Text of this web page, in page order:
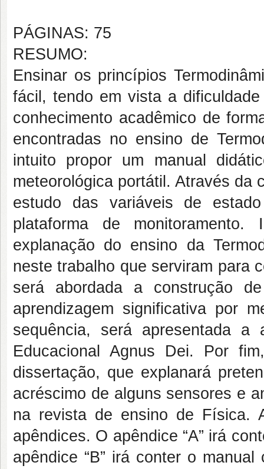
PÁGINAS: 75
RESUMO:
Ensinar os princípios
fácil, tendo em vista a
conhecimento acadêmico de
encontradas no ensino de
intuito propor um manual
meteorológica portátil. Através da
estudo das variáveis de
plataforma de monitoramento.
explanação do ensino da
neste trabalho que serviram para
será abordada a construção
aprendizagem significativa por
sequência, será apresentada
Educacional Agnus Dei. Por
dissertação, que explanará
acréscimo de alguns sensores e
na revista de ensino de Física.
apêndices. O apêndice “A” irá
apêndice “B” irá conter o